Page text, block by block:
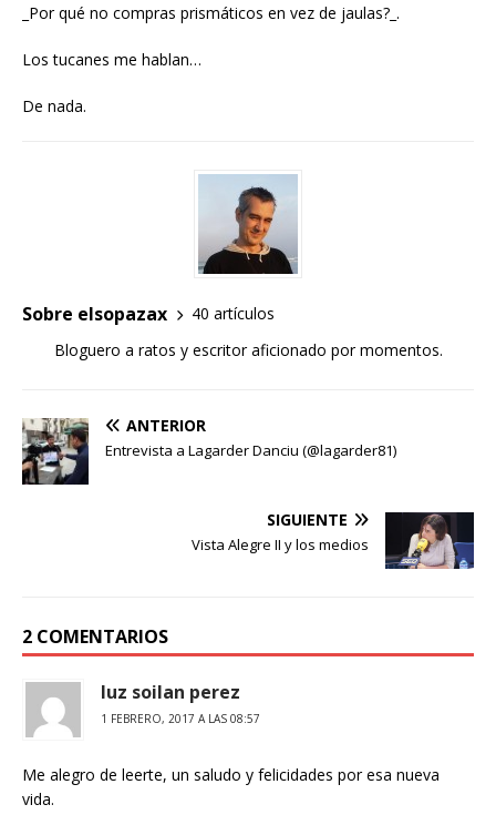
_Por qué no compras prismáticos en vez de jaulas?_.
Los tucanes me hablan…
De nada.
Sobre elsopazax
40 artículos
Bloguero a ratos y escritor aficionado por momentos.
ANTERIOR
Entrevista a Lagarder Danciu (@lagarder81)
SIGUIENTE
Vista Alegre II y los medios
2 COMENTARIOS
luz soilan perez
1 FEBRERO, 2017 A LAS 08:57
Me alegro de leerte, un saludo y felicidades por esa nueva
vida.